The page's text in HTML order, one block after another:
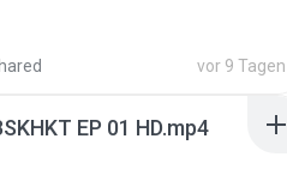
vor 9 Tagen
EP 01 HD.mp4